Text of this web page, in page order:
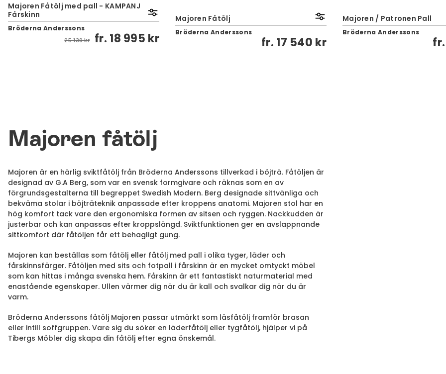
Majoren Fåtölj med pall - KAMPANJ
Fårskinn
Bröderna Anderssons
25 130 kr fr. 18 995 kr
Majoren Fåtölj
Bröderna Anderssons
fr. 17 540 kr
Majoren / Patronen Pall
Bröderna Anderssons
fr.
Majoren fåtölj
Majoren är en härlig sviktfåtölj från Bröderna Anderssons tillverkad i böjträ. Fåtöljen är
designad av G.A Berg, som var en svensk formgivare och räknas som en av
förgrundsgestalterna till begreppet Swedish Modern. Berg designade sittvänliga och
bekväma stolar i böjträteknik anpassade efter kroppens anatomi. Majoren stol har en
hög komfort tack vare den ergonomiska formen av sitsen och ryggen. Nackkudden är
justerbar och kan anpassas efter kroppslängd. Sviktfunktionen ger en avslappnande
sittkomfort där fåtöljen får ett behagligt gung.
Majoren kan beställas som fåtölj eller fåtölj med pall i olika tyger, läder och
fårskinnsfärger. Fåtöljen med sits och fotpall i fårskinn är en mycket omtyckt möbel
som kan hittas i många svenska hem. Fårskinn är ett fantastiskt naturmaterial med
enastående egenskaper. Ullen värmer dig när du är kall och svalkar dig när du är
varm.
Bröderna Anderssons fåtölj Majoren passar utmärkt som läsfåtölj framför brasan
eller intill soffgruppen. Vare sig du söker en läderfåtölj eller tygfåtölj, hjälper vi på
Tibergs Möbler dig skapa din fåtölj efter egna önskemål.